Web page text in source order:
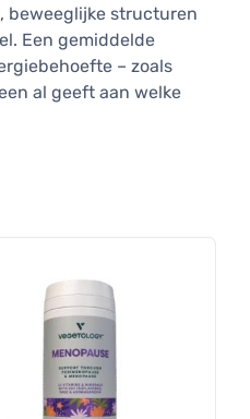
beweeglijke structuren
Een gemiddelde
– zoals
al geeft aan welke